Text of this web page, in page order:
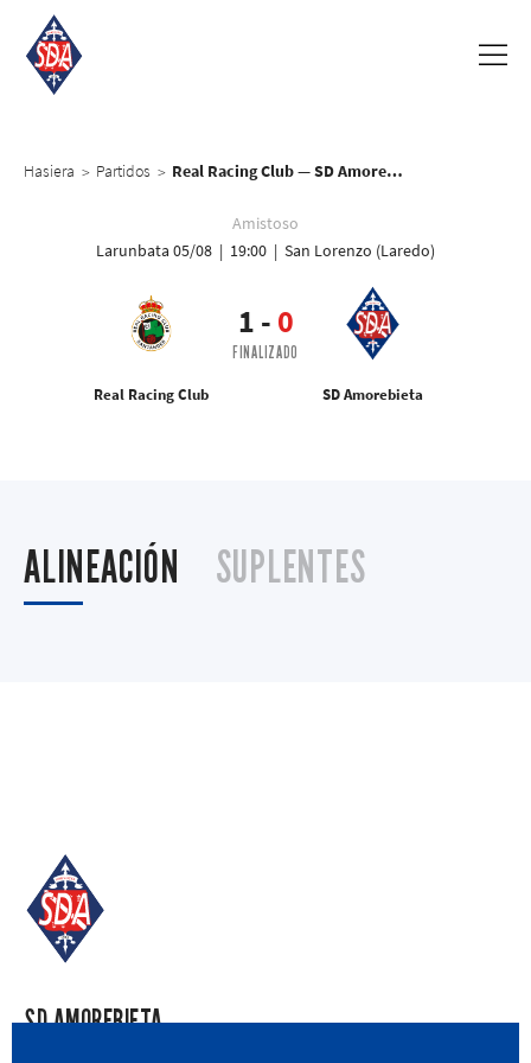
Hasiera > Partidos > Real Racing Club — SD Amorebieta
Amistoso
Larunbata 05/08 | 19:00 | San Lorenzo (Laredo)
SD Amorebieta
0
-
1
FINALIZADO
Real Racing Club
ALINEACIÓN SUPLENTES
SD AMOREBIETA